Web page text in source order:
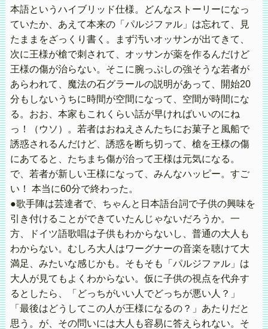
本語というハイブリッド仕様。どんなストーリーになっ
ていたか、あえて本来の「パルジファル」は忘れて、見
たままをざっくり書く。まず汚いオッサンが出てきて、
次に王様が槍で刺されて、オッサンが薬を作るんだけど
王様の傷が治らない。そこに腕っぷしの強そうな若者が
あらわれて、魔法の石グラールの説明があって、開始20
分もしないうちに時間が空間になって、空間が時間にな
る。おお、本家もこれくらい話が早ければいいのにね
っ！（ウソ）。若者はおねえさんたちにお菓子と風船で
誘惑されるんだけど、誘惑を断ち切って、槍を王様の傷
にあてると、たちまち傷が治って王様は元気になる。
で、若者が新しい王様になって、みんなハッピー。すご
い！ 本当に60分で終わった。
●歌手陣は芸達者で、ちゃんと日本語台詞で子供の興味を
引き付けることができていたんじゃないだろうか。一
方、ドイツ語歌唱は子供もわからないし、普通の大人も
わからない。むしろ大人はワーグナーの音楽を聴けて大
満足、みたいな感じかも。そもそも「パルジファル」は
大人が見てもよくわからない。仮に子供の視点を代弁す
るとしたら、「どっちがいい人でどっちが悪い人？」
「最後はどうしてこの人が王様になるの？」あたりだと
思う。が、その問いには大人も容易に答えられない。そ